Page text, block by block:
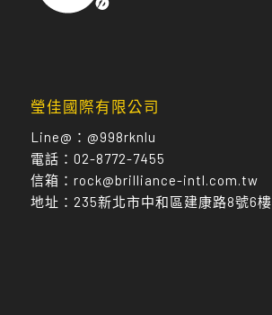
瑩佳國際有限公司
Line@： @998rknlu
電話： 02-8772-7455
信箱： rock@brilliance-intl.com.tw
地址： 235新北市中和區建康路8號6樓